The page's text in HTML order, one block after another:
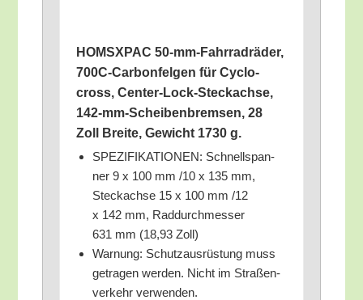
HOMSXPAC 50-mm-Fahr­rad­rä­der,
700C-Car­bon­fel­gen für Cyclo­
cross, Cen­ter-Lock-Steck­ach­se,
142-mm-Schei­ben­brem­sen, 28
Zoll Brei­te, Gewicht 1730 g.
SPEZIFIKATIONEN: Schnell­span­
ner 9 x 100 mm /​10 x 135 mm,
Steck­ach­se 15 x 100 mm /​12
x 142 mm, Rad­durch­mes­ser
631 mm (18,93 Zoll)
War­nung: Schutz­aus­rüs­tung muss
getra­gen wer­den. Nicht im Stra­ßen­
ver­kehr verwenden.